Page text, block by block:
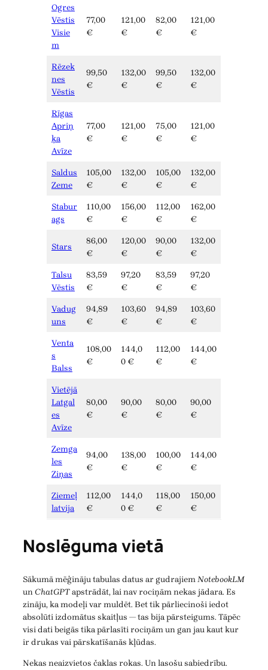
Ogres
Vēstis
Visie
m
77,00
€
121,00
€
82,00
€
121,00
€
Rēzek
nes
Vēstis
99,50
€
132,00
€
99,50
€
132,00
€
Rīgas
Apriņ
ķa
Avīze
77,00
€
121,00
€
75,00
€
121,00
€
Saldus
Zeme
105,00
€
132,00
€
105,00
€
132,00
€
Stabur
ags
110,00
€
156,00
€
112,00
€
162,00
€
Stars
86,00
€
120,00
€
90,00
€
132,00
€
Talsu
Vēstis
83,59
€
97,20
€
83,59
€
97,20
€
Vadug
uns
94,89
€
103,60
€
94,89
€
103,60
€
Venta
s
Balss
108,00
€
144,0
0 €
112,00
€
144,00
€
Vietējā
Latgal
es
Avīze
80,00
€
90,00
€
80,00
€
90,00
€
Zemga
les
Ziņas
94,00
€
138,00
€
100,00
€
144,00
€
Ziemeļ
latvija
112,00
€
144,0
0 €
118,00
€
150,00
€
Noslēguma vietā
Sākumā mēģināju tabulas datus ar gudrajiemNotebookLM
un ChatGPTapstrādāt, lai nav rociņām nekas jādara. Es
zināju, ka modeļi var muldēt. Bet tik pārliecinoši iedot
absolūti izdomātus skaitļus — tas bija pārsteigums. Tāpēc
visi dati beigās tika pārlasīti rociņām un gan jau kaut kur
ir drukas vai pārskatīšanās kļūdas.
Nekas neaizvietos čaklas rokas. Un lasošu sabiedrību.